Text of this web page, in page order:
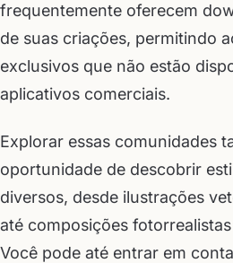
frequentemente oferecem
de suas criações, permitindo
exclusivos que não estão
aplicativos comerciais.
Explorar essas comunidades
oportunidade de descobrir
diversos, desde ilustrações
até composições
Você pode até entrar em